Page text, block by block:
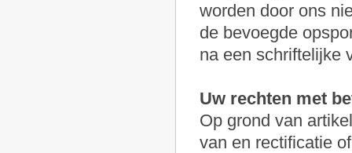
worden door ons
de bevoegde
na een schriftelijke
Uw rechten met
Op grond van
van en rectificatie